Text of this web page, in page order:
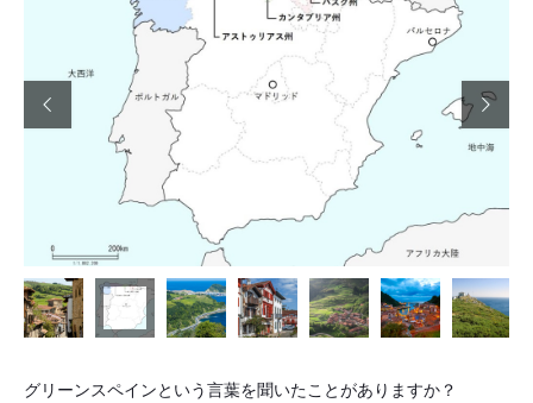
 
グリーンスペインという言葉を聞いたことがありますか？